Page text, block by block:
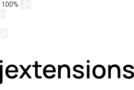
100%